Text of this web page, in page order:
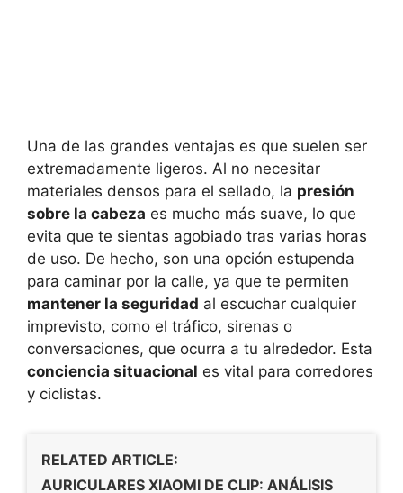
Una de las grandes ventajas es que suelen ser
extremadamente ligeros. Al no necesitar
materiales densos para el sellado, la presión
sobre la cabeza es mucho más suave, lo que
evita que te sientas agobiado tras varias horas
de uso. De hecho, son una opción estupenda
para caminar por la calle, ya que te permiten
mantener la seguridad al escuchar cualquier
imprevisto, como el tráfico, sirenas o
conversaciones, que ocurra a tu alrededor. Esta
conciencia situacional es vital para corredores
y ciclistas.
RELATED ARTICLE:
AURICULARES XIAOMI DE CLIP: ANÁLISIS